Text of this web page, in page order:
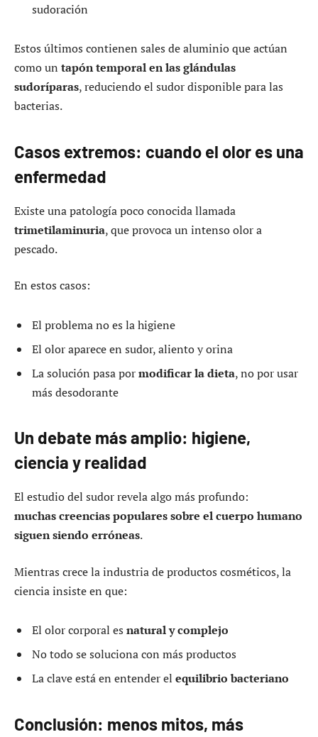
sudoración
Estos últimos contienen sales de aluminio que actúan
como un tapón temporal en las glándulas
sudoríparas, reduciendo el sudor disponible para las
bacterias.
Casos extremos: cuando el olor es una
enfermedad
Existe una patología poco conocida llamada
trimetilaminuria, que provoca un intenso olor a
pescado.
En estos casos:
El problema no es la higiene
El olor aparece en sudor, aliento y orina
La solución pasa pormodificar la dieta, no por usar
más desodorante
Un debate más amplio: higiene,
ciencia y realidad
El estudio del sudor revela algo más profundo:
muchas creencias populares sobre el cuerpo humano
siguen siendo erróneas.
Mientras crece la industria de productos cosméticos, la
ciencia insiste en que:
El olor corporal es natural y complejo
No todo se soluciona con más productos
La clave está en entender el equilibrio bacteriano
Conclusión: menos mitos, más